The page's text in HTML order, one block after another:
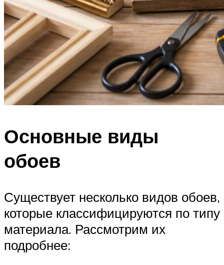
Основные виды
обоев
Существует несколько видов обоев,
которые классифицируются по типу
материала. Рассмотрим их
подробнее: